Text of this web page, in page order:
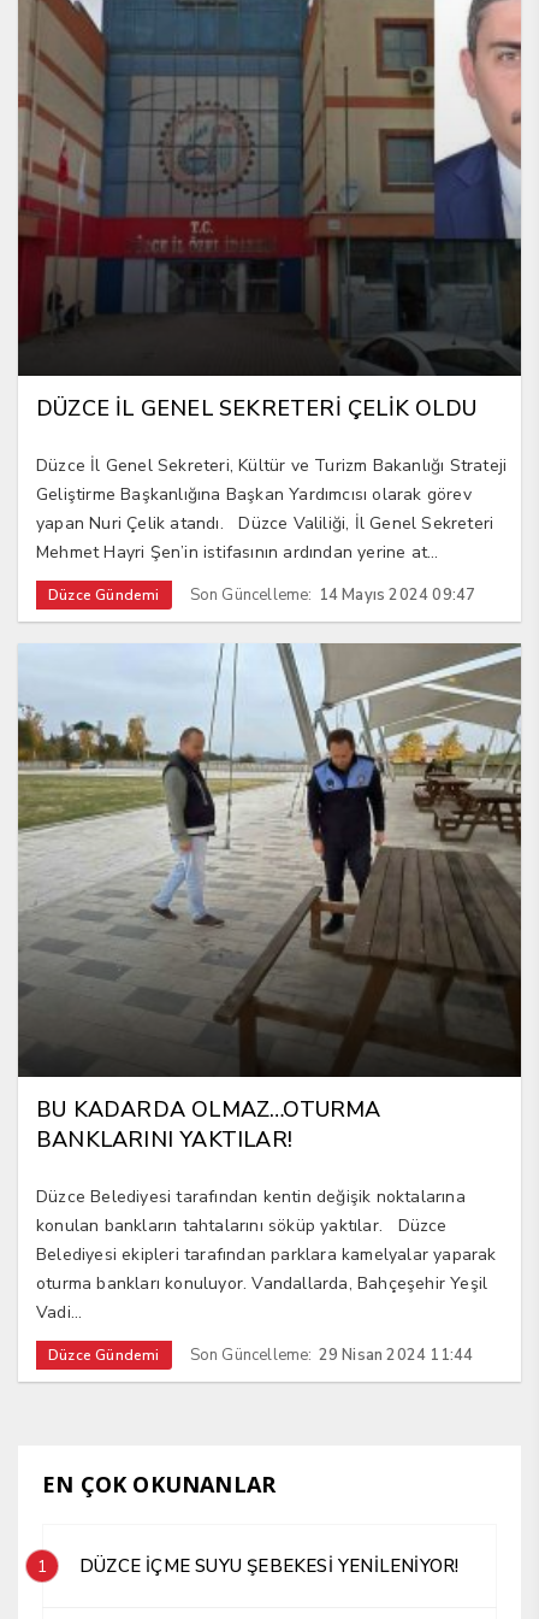
DÜZCE İL GENEL SEKRETERİ ÇELİK OLDU
Düzce İl Genel Sekreteri, Kültür ve Turizm Bakanlığı Strateji
Geliştirme Başkanlığına Başkan Yardımcısı olarak görev
yapan Nuri Çelik atandı. Düzce Valiliği, İl Genel Sekreteri
Mehmet Hayri Şen’in istifasının ardından yerine at...
Düzce Gündemi Son Güncelleme: 14 Mayıs 2024 09:47
BU KADARDA OLMAZ…OTURMA
BANKLARINI YAKTILAR!
Düzce Belediyesi tarafından kentin değişik noktalarına
konulan bankların tahtalarını söküp yaktılar. Düzce
Belediyesi ekipleri tarafından parklara kamelyalar yaparak
oturma bankları konuluyor. Vandallarda, Bahçeşehir Yeşil
Vadi...
Düzce Gündemi Son Güncelleme: 29 Nisan 2024 11:44
EN ÇOK OKUNANLAR
1 DÜZCE İÇME SUYU ŞEBEKESİ YENİLENİYOR!